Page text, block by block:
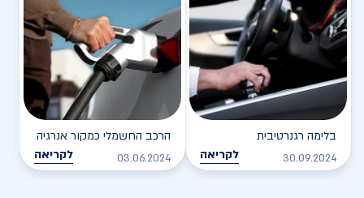
בלימה רגנרטיבית
30.09.2024 לקריאה
הרכב החשמלי כמקור אנרגיה
03.06.2024 לקריאה